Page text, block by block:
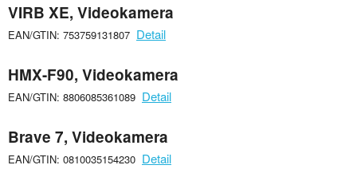
VIRB XE, Videokamera
EAN/GTIN: 753759131807 Detail
HMX-F90, Videokamera
EAN/GTIN: 8806085361089 Detail
Brave 7, Videokamera
EAN/GTIN: 0810035154230 Detail